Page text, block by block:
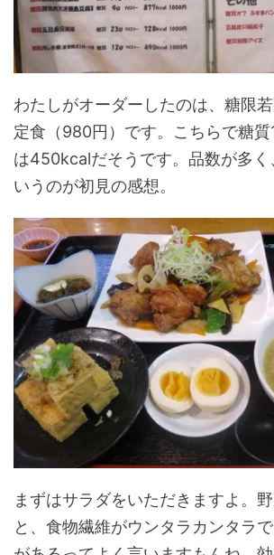
わたしがオーダーしたのは、糖限
定食（980円）です。こちらで糖
は450kcalだそうです。品数が多く
いうのが初見の感想。
まずはサラダをいただきますよ。
と、食物繊維がウンタラカンタラ